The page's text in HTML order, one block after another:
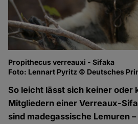
Propithecus verreauxi - Sifaka
Foto: Lennart Pyritz © Deutsches
So leicht lässt sich keiner oder
Mitgliedern einer Verreaux-
sind madegassische Lemuren